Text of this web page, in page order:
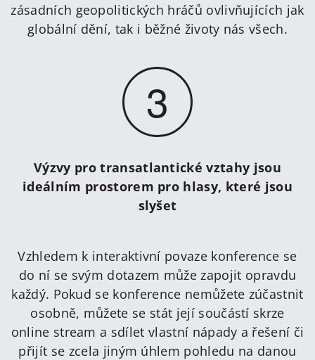
zásadních geopolitických hráčů ovlivňujících jak
globální dění, tak i běžné životy nás všech.
3
Výzvy pro transatlantické vztahy jsou
ideálním prostorem pro hlasy, které jsou
slyšet
Vzhledem k interaktivní povaze konference se
do ní se svým dotazem může zapojit opravdu
každý. Pokud se konference nemůžete zúčastnit
osobně, můžete se stát její součástí skrze
online stream a sdílet vlastní nápady a řešení či
přijít se zcela jiným úhlem pohledu na danou